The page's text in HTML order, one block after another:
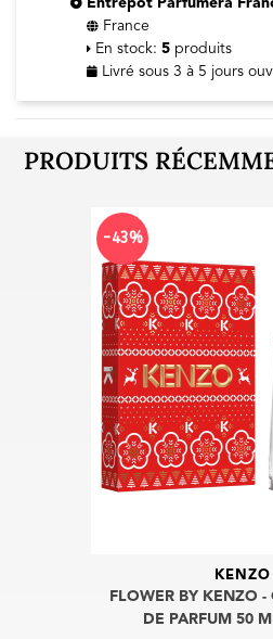
Entrepôt Parfumera
France
En stock: 5 produits
Livré sous 3 à 5 jours
PRODUITS
-43%
KENZO
FLOWER BY KENZO -
DE PARFUM 50